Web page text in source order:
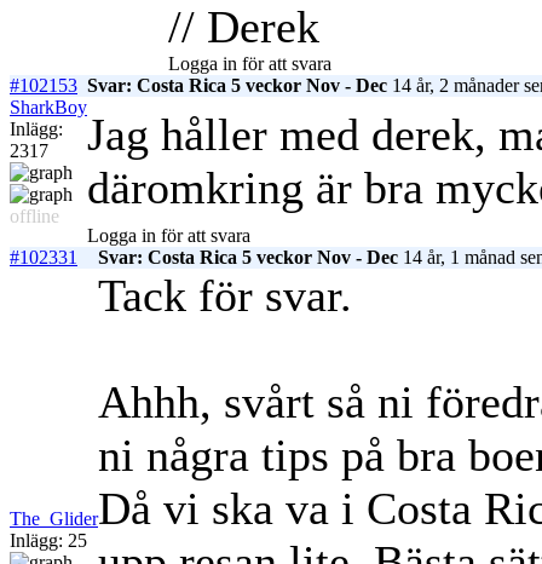
// Derek
Logga in för att svara
#102153 Svar: Costa Rica 5 veckor Nov - Dec 14 år, 2 månader
SharkBoy
Inlägg:
2317
offline
Jag håller med derek,
däromkring är bra
Logga in för att svara
#102331
Svar: Costa Rica 5 veckor Nov - Dec 14 år, 1 månad
The_Glider
Inlägg: 25
Tack för svar.
Ahhh, svårt så ni
ni några tips på bra
Då vi ska va i Costa